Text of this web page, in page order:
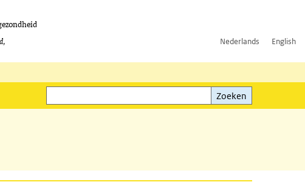
Nederlands English
Zoeken
Zoeken